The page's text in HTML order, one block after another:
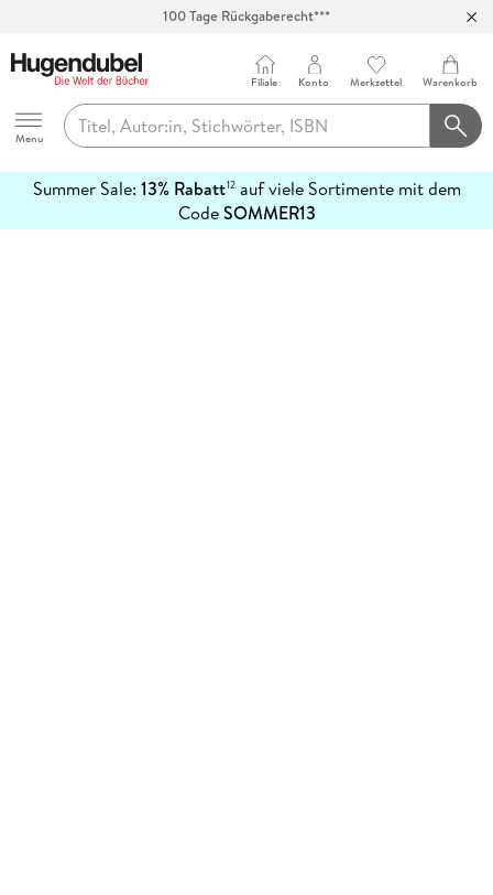
100 Tage Rückgaberecht***
Hugendubel
Menu
Filiale Konto Merkzettel Warenkorb
Summer Sale: 13% Rabatt12auf viele Sortimente mit dem
CodeSOMMER13
erfahren